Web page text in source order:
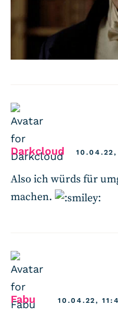
Darkcloud says:
10.04.22,
Also ich würds für
machen.
Fabu says:10.04.22,